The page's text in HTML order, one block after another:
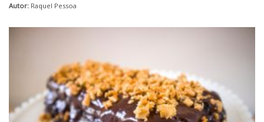
Autor: Raquel Pessoa